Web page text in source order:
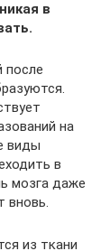
в
после
на
виды
в
мозга даже
вновь.
из ткани